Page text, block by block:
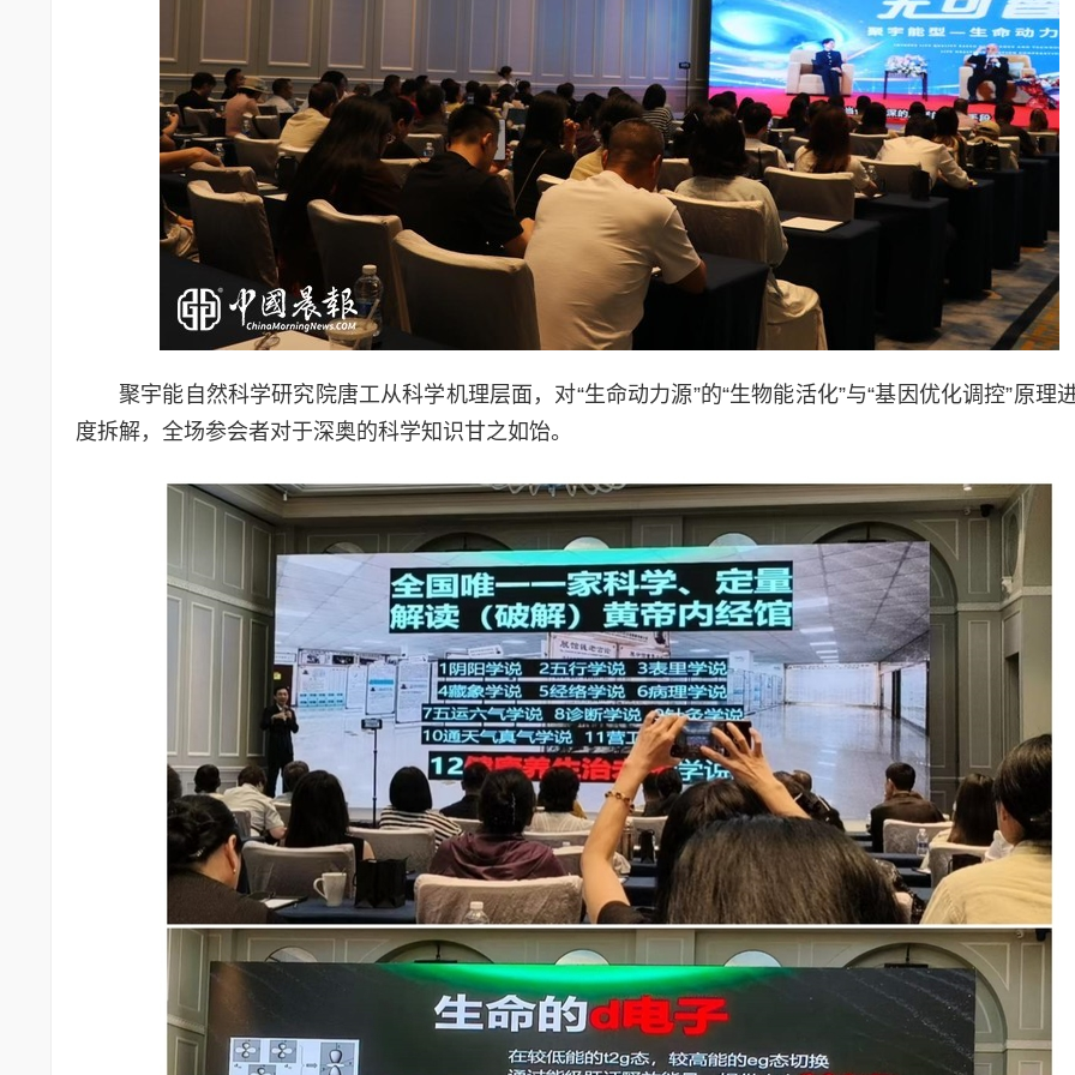
聚宇能自然科学研究院唐工从科学机理层面，对“生命动力源”的“生物能活化”与“基因优化调控”原理
度拆解，全场参会者对于深奥的科学知识甘之如饴。